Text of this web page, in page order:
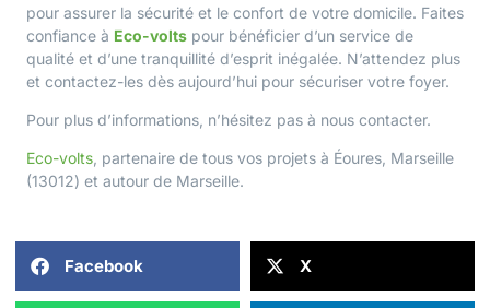
pour assurer la sécurité et le confort de votre domicile. Faites
confiance à Eco-volts pour bénéficier d’un service de
qualité et d’une tranquillité d’esprit inégalée. N’attendez plus
et contactez-les dès aujourd’hui pour sécuriser votre foyer.
Pour plus d’informations, n’hésitez pas à nous contacter.
Eco-volts , partenaire de tous vos projets à Éoures, Marseille
(13012) et autour de Marseille.
Facebook X